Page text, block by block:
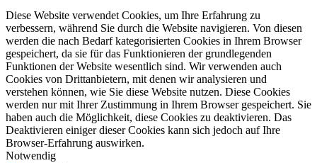
Diese Website verwendet Cookies, um Ihre Erfahrung zu
verbessern, während Sie durch die Website navigieren. Von diesen
werden die nach Bedarf kategorisierten Cookies in Ihrem Browser
gespeichert, da sie für das Funktionieren der grundlegenden
Funktionen der Website wesentlich sind. Wir verwenden auch
Cookies von Drittanbietern, mit denen wir analysieren und
verstehen können, wie Sie diese Website nutzen. Diese Cookies
werden nur mit Ihrer Zustimmung in Ihrem Browser gespeichert. Sie
haben auch die Möglichkeit, diese Cookies zu deaktivieren. Das
Deaktivieren einiger dieser Cookies kann sich jedoch auf Ihre
Browser-Erfahrung auswirken.
Notwendig